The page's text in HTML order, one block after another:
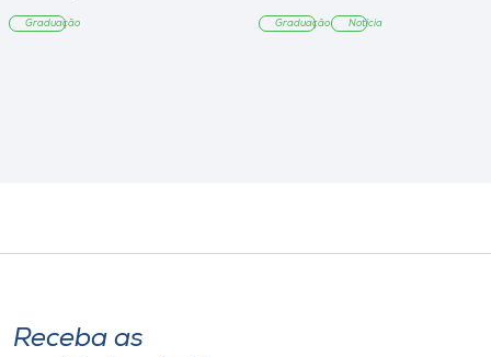
Graduação Graduação Notícia
Receba as